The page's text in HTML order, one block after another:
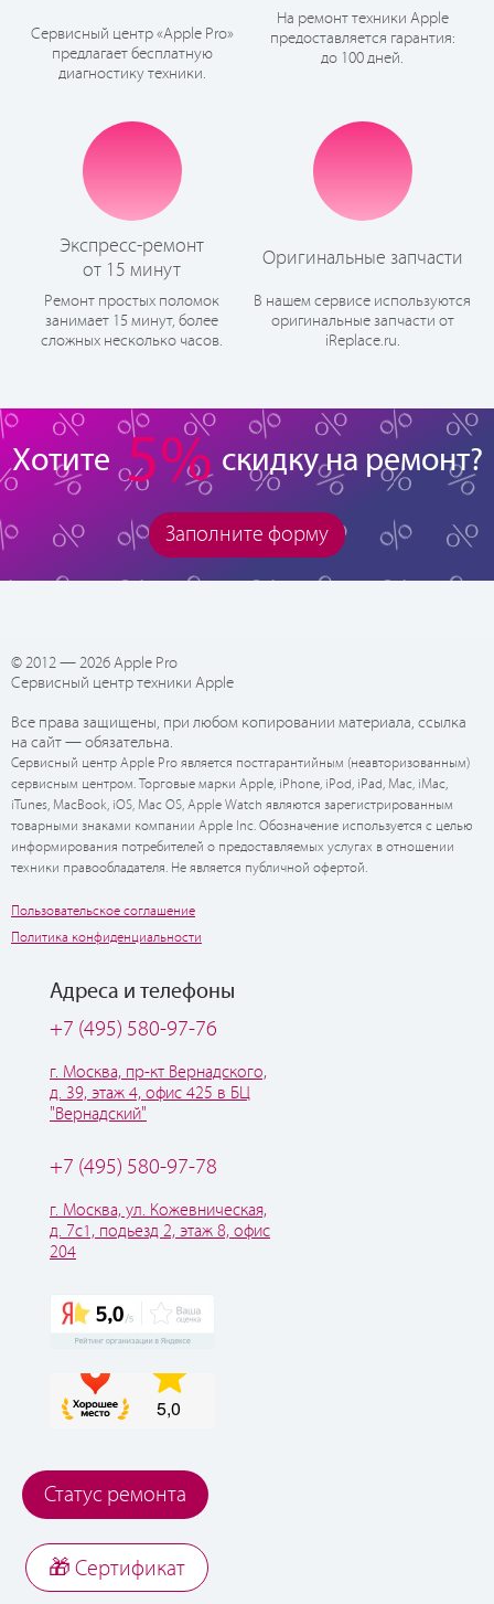
Сервисный центр «Apple Pro»
предлагает бесплатную
диагностику техники.
На ремонт техники Apple
предоставляется гарантия:
до 100 дней.
Экспресс-ремонт
от 15 минут
Ремонт простых поломок
занимает 15 минут, более
сложных несколько часов.
Оригинальные запчасти
В нашем сервисе используются
оригинальные запчасти от
iReplace.ru.
Хотите 5% скидку на ремонт?
Заполните форму
© 2012 — 2026 Apple Pro
Сервисный центр техники Apple
Все права защищены, при любом копировании материала, ссылка
на сайт — обязательна.
Сервисный центр Apple Pro является постгарантийным (неавторизованным)
сервисным центром. Торговые марки Apple, iPhone, iPod, iPad, Mac, iMac,
iTunes, MacBook, iOS, Mac OS, Apple Watch являются зарегистрированным
товарными знаками компании Apple Inc. Обозначение используется с целью
информирования потребителей о предоставляемых услугах в отношении
техники правообладателя. Не является публичной офертой.
Пользовательское соглашение
Политика конфиденциальности
Адреса и телефоны
+7 (495) 580-97-76
г. Москва, пр-кт Вернадского,
д. 39, этаж 4, офис 425 в БЦ
"Вернадский"
+7 (495) 580-97-78
г. Москва, ул. Кожевническая,
д. 7с1, подьезд 2, этаж 8, офис
204
Статус ремонта
🎁 Cертификат